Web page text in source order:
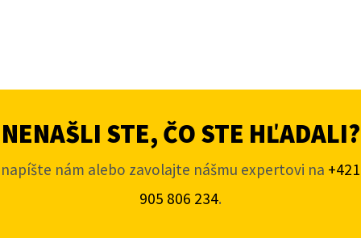
NENAŠLI STE, ČO STE HĽADALI?
napíšte nám alebo zavolajte nášmu expertovi na +421
905 806 234.